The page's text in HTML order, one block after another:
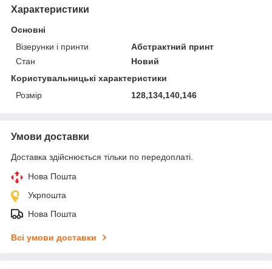
Характеристики
Основні
Візерунки і принти
Абстрактний принт
Стан
Новий
Користувальницькі характеристики
Розмір
128,134,140,146
Умови доставки
Доставка здійснюється тільки по передоплаті.
Нова Пошта
Укрпошта
Нова Пошта
Всі умови доставки